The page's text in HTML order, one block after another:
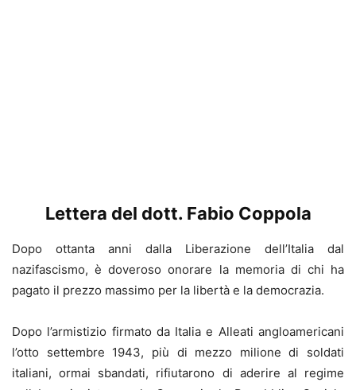
Lettera del dott. Fabio Coppola
Dopo ottanta anni dalla Liberazione dell’Italia dal
nazifascismo, è doveroso onorare la memoria di chi ha
pagato il prezzo massimo per la libertà e la democrazia.
Dopo l’armistizio firmato da Italia e Alleati angloamericani
l’otto settembre 1943, più di mezzo milione di soldati
italiani, ormai sbandati, rifiutarono di aderire al regime